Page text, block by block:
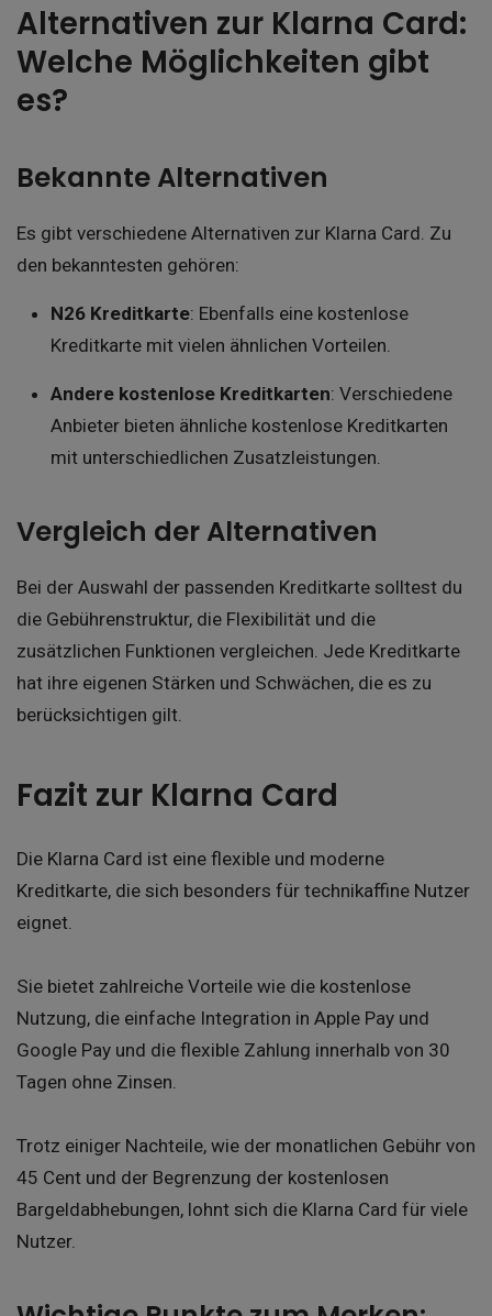
Alternativen zur Klarna Card:
Welche Möglichkeiten gibt
es?
Bekannte Alternativen
Es gibt verschiedene Alternativen zur Klarna Card. Zu
den bekanntesten gehören:
N26 Kreditkarte: Ebenfalls eine kostenlose
Kreditkarte mit vielen ähnlichen Vorteilen.
Andere kostenlose Kreditkarten: Verschiedene
Anbieter bieten ähnliche kostenlose Kreditkarten
mit unterschiedlichen Zusatzleistungen.
Vergleich der Alternativen
Bei der Auswahl der passenden Kreditkarte solltest du
die Gebührenstruktur, die Flexibilität und die
zusätzlichen Funktionen vergleichen. Jede Kreditkarte
hat ihre eigenen Stärken und Schwächen, die es zu
berücksichtigen gilt.
Fazit zur Klarna Card
Die Klarna Card ist eine flexible und moderne
Kreditkarte, die sich besonders für technikaffine Nutzer
eignet.
Sie bietet zahlreiche Vorteile wie die kostenlose
Nutzung, die einfache Integration in Apple Pay und
Google Pay und die flexible Zahlung innerhalb von 30
Tagen ohne Zinsen.
Trotz einiger Nachteile, wie der monatlichen Gebühr von
45 Cent und der Begrenzung der kostenlosen
Bargeldabhebungen, lohnt sich die Klarna Card für viele
Nutzer.